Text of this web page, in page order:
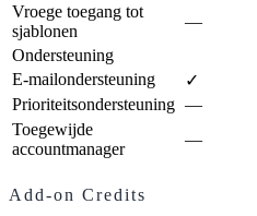
Vroege toegang tot
sjablonen
—
Ondersteuning
E-mailondersteuning
✓
Prioriteitsondersteuning —
Toegewijde
accountmanager
—
Add-on Credits